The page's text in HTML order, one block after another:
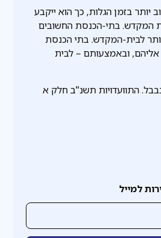
למייל
בזמן הגלות, כך הוא ייקבע
המקדש. בתי-הכנסת החשובים
לבית-המקדש. בתי הכנסת
אליהם, ובאמצעותם – לבית
התוועדויות תשנ"ב חלק א